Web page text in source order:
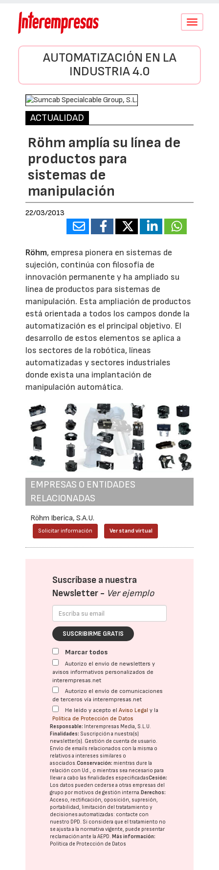
Conmutar
AUTOMATIZACIÓN EN LA
INDUSTRIA 4.0
ACTUALIDAD
Röhm amplía su línea de
productos para
sistemas de
manipulación
22/03/2013
Röhm, empresa pionera en sistemas de
sujeción, continúa con filosofía de
innovación permanente y ha ampliado su
línea de productos para sistemas de
manipulación. Esta ampliación de productos
está orientada a todos los campos donde la
automatización es el principal objetivo. El
desarrollo de estos elementos se aplica a
los sectores de la robótica, líneas
automatizadas y sectores industriales
donde exista una implantación de
manipulación automática.
EMPRESAS O ENTIDADES
RELACIONADAS
Röhm Iberica, S.A.U.
Solicitar información Ver stand virtual
Suscríbase a nuestra
Newsletter - Ver ejemplo
SUSCRIBIRME GRATIS
Marcar todos
Autorizo el envío de newsletters y
avisos informativos personalizados de
interempresas.net
Autorizo el envío de comunicaciones
de terceros vía interempresas.net
He leído y acepto elAviso Legal y la
Política de Protección de Datos
Responsable: Interempresas Media, S.L.U.
Finalidades: Suscripción a nuestra(s)
newsletter(s). Gestión de cuenta de usuario.
Envío de emails relacionados con la misma o
relativos a intereses similares o
asociados.Conservación: mientras dure la
relación con Ud., o mientras sea necesario para
llevar a cabo las finalidades especificadasCesión:
Los datos pueden cederse a otras empresas del
grupo por motivos de gestión interna. Derechos:
Acceso, rectificación, oposición, supresión,
portabilidad, limitación del tratatamiento y
decisiones automatizadas: contacte con
nuestro DPD. Si considera que el tratamiento no
se ajusta a la normativa vigente, puede presentar
reclamación ante laAEPD. Más información:
Política de Protección de Datos